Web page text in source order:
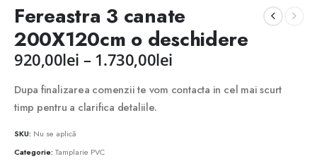
Fereastra 3 canate
200X120cm o deschidere
920,00lei – 1.730,00leiInterval
prețuri:
Dupa finalizarea comenzii te vom contacta in cel mai scurt
timp pentru a clarifica detaliile.
SKU: Nu se aplică
Categorie: Tamplarie PVC